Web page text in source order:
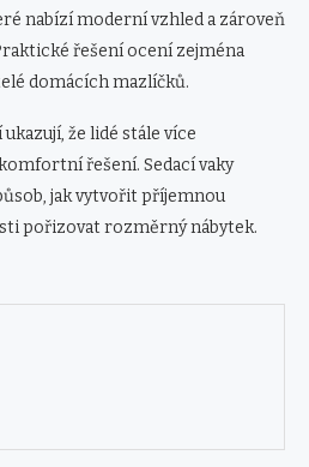
nabízí moderní vzhled a zároveň
řešení ocení zejména
domácích mazlíčků.
že lidé stále více
řešení. Sedací vaky
jak vytvořit příjemnou
pořizovat rozměrný nábytek.